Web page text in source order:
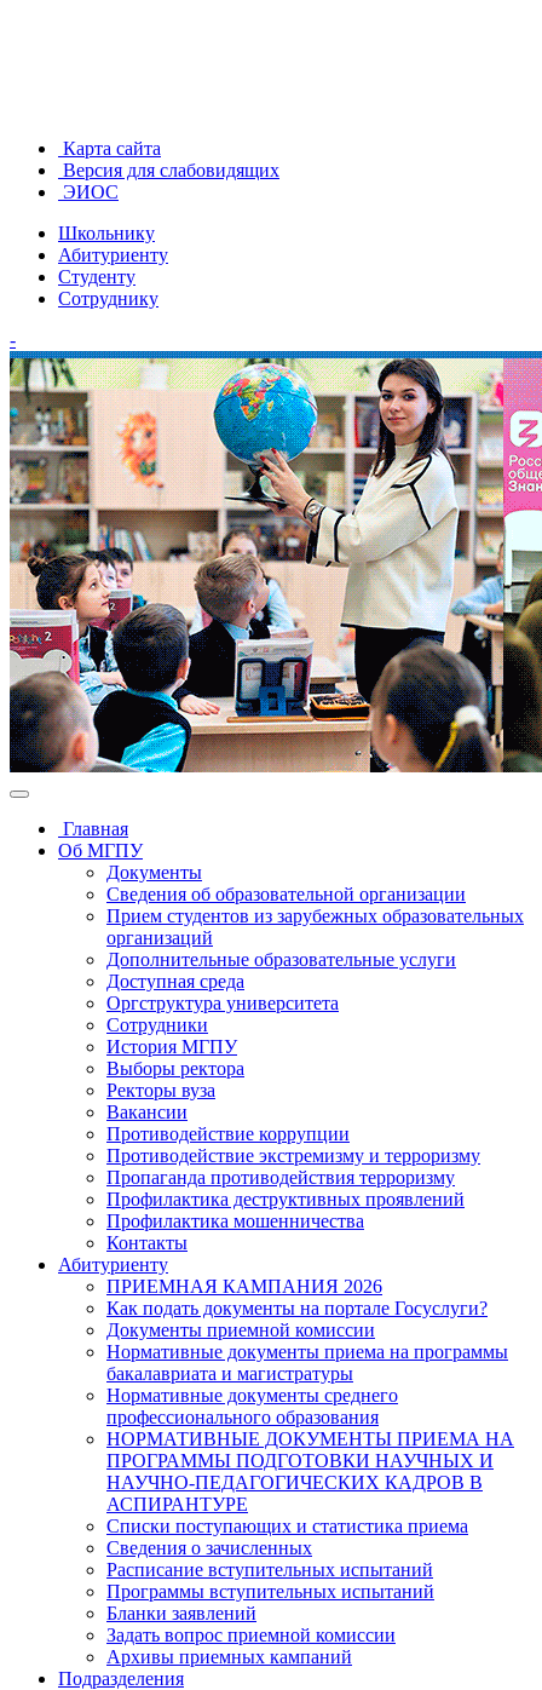
Карта сайта
Версия для слабовидящих
ЭИОС
Школьнику
Абитуриенту
Студенту
Сотруднику
-
Главная
Об МГПУ
Документы
Сведения об образовательной организации
Прием студентов из зарубежных образовательных
организаций
Дополнительные образовательные услуги
Доступная среда
Оргструктура университета
Сотрудники
История МГПУ
Выборы ректора
Ректоры вуза
Вакансии
Противодействие коррупции
Противодействие экстремизму и терроризму
Пропаганда противодействия терроризму
Профилактика деструктивных проявлений
Профилактика мошенничества
Контакты
Абитуриенту
ПРИЕМНАЯ КАМПАНИЯ 2026
Как подать документы на портале Госуслуги?
Документы приемной комиссии
Нормативные документы приема на программы
бакалавриата и магистратуры
Нормативные документы среднего
профессионального образования
НОРМАТИВНЫЕ ДОКУМЕНТЫ ПРИЕМА НА
ПРОГРАММЫ ПОДГОТОВКИ НАУЧНЫХ И
НАУЧНО-ПЕДАГОГИЧЕСКИХ КАДРОВ В
АСПИРАНТУРЕ
Списки поступающих и статистика приема
Сведения о зачисленных
Расписание вступительных испытаний
Программы вступительных испытаний
Бланки заявлений
Задать вопрос приемной комиссии
Архивы приемных кампаний
Подразделения